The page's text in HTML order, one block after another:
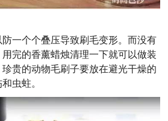
一个个叠压导致刷毛变形。而没有
完的香薰蜡烛清理一下就可以做装
贵的动物毛刷子要放在避光干燥的
虫蛀。